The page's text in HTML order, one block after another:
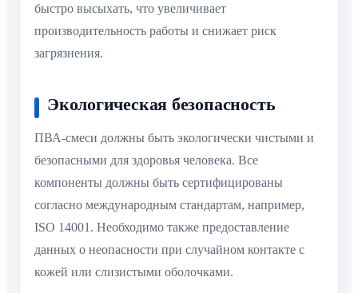
быстро высыхать, что увеличивает
производительность работы и снижает риск
загрязнения.
Экологическая безопасность
ПВА-смеси должны быть экологически чистыми и
безопасными для здоровья человека. Все
компоненты должны быть сертифицированы
согласно международным стандартам, например,
ISO 14001. Необходимо также предоставление
данных о неопасности при случайном контакте с
кожей или слизистыми оболочками.